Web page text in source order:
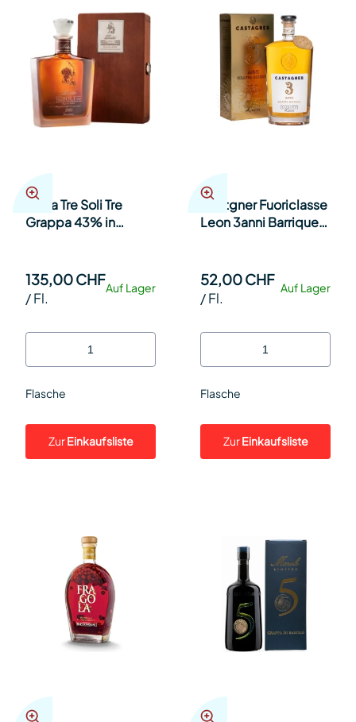
Berta Tre Soli Tre
Grappa 43% in
Auf Lager
135,00 CHF
/Fl.
Flasche
ZurEinkaufsliste
Castgner Fuoriclasse
Leon 3anni Barrique
Auf Lager
52,00 CHF
/Fl.
Flasche
ZurEinkaufsliste